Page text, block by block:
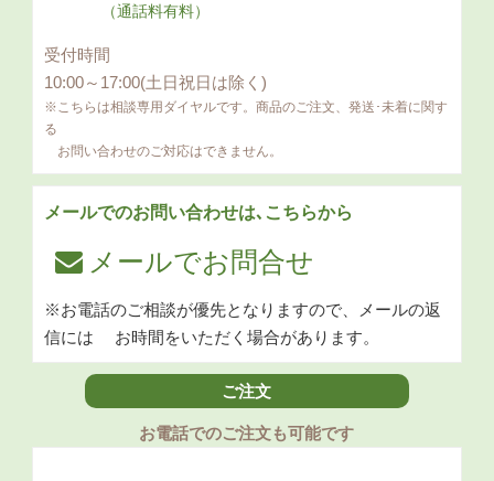
（通話料有料）
受付時間
10:00～17:00(土日祝日は除く)
※こちらは相談専用ダイヤルです。商品のご注文、発送･未着に関す
る
お問い合わせのご対応はできません。
メールでのお問い合わせは､こちらから
メールでお問合せ
※お電話のご相談が優先となりますので、メールの返
信には お時間をいただく場合があります。
ご注文
お電話でのご注文も可能です